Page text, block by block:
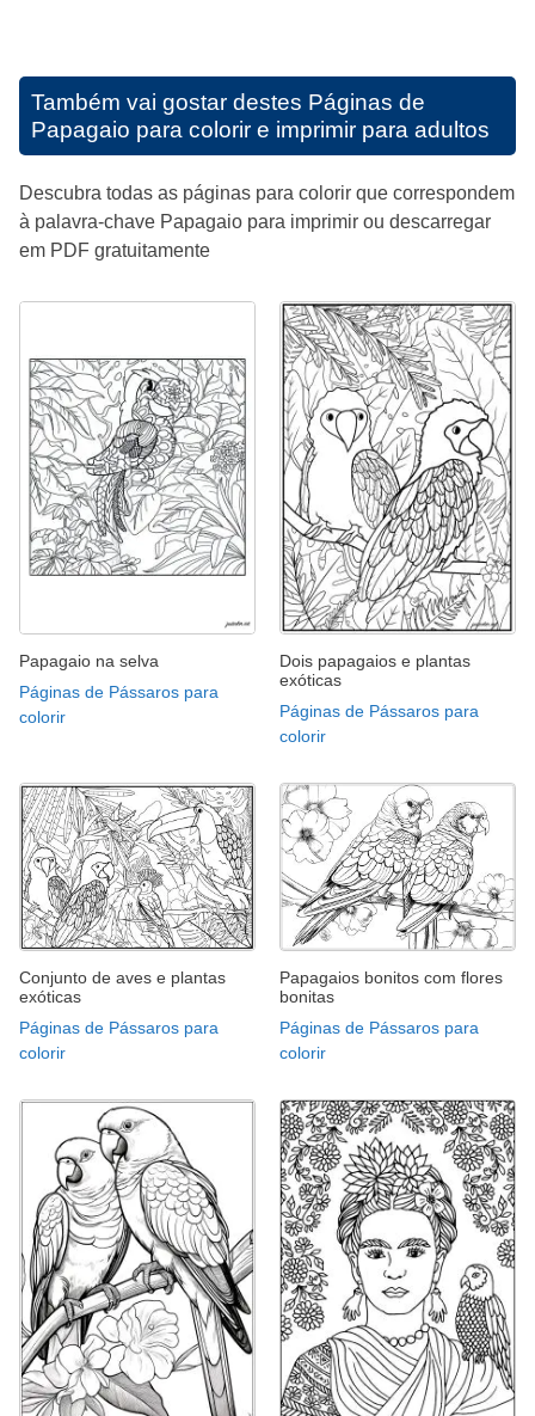
Também vai gostar destes Páginas de
Papagaio para colorir e imprimir para adultos
Descubra todas as páginas para colorir que correspondem
à palavra-chave Papagaio para imprimir ou descarregar
em PDF gratuitamente
Papagaio na selva
Páginas de Pássaros para
colorir
Dois papagaios e plantas
exóticas
Páginas de Pássaros para
colorir
Conjunto de aves e plantas
exóticas
Páginas de Pássaros para
colorir
Papagaios bonitos com flores
bonitas
Páginas de Pássaros para
colorir